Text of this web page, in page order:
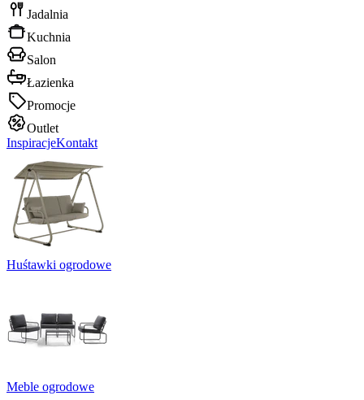
Jadalnia
Kuchnia
Salon
Łazienka
Promocje
Outlet
InspiracjeKontakt
Huśtawki ogrodowe
Meble ogrodowe